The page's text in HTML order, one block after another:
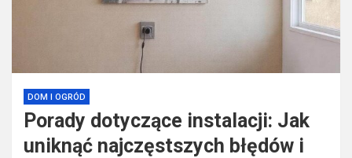
DOM I OGRÓD
Porady dotyczące instalacji: Jak
uniknąć najczęstszych błędów i